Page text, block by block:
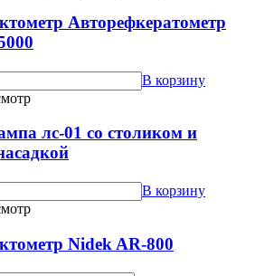
Авторефкератометр
В корзину
лс-01 со столиком и
В корзину
Nidek AR-800